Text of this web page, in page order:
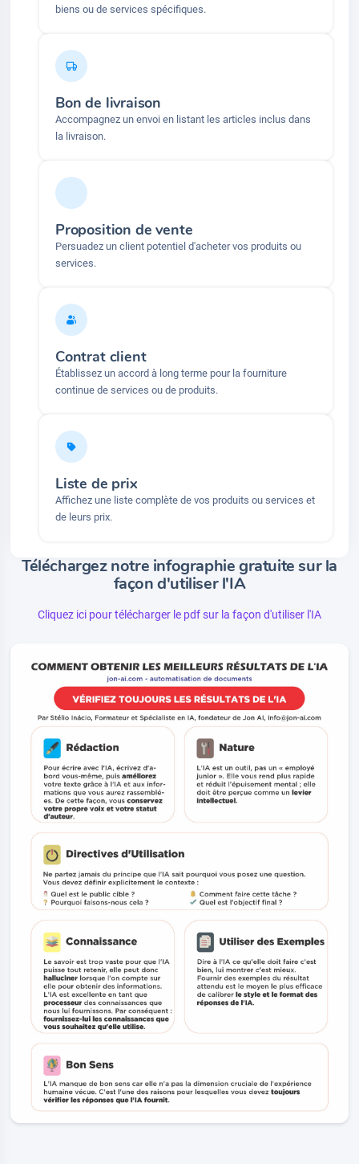
biens ou de services spécifiques.
Bon de livraison
Accompagnez un envoi en listant les articles inclus dans
la livraison.
Proposition de vente
Persuadez un client potentiel d'acheter vos produits ou
services.
Contrat client
Établissez un accord à long terme pour la fourniture
continue de services ou de produits.
Liste de prix
Affichez une liste complète de vos produits ou services et
de leurs prix.
Téléchargez notre infographie gratuite sur la
façon d'utiliser l'IA
Cliquez ici pour télécharger le pdf sur la façon d'utiliser l'IA